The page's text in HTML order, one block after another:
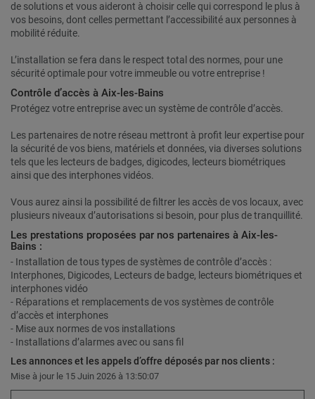
de solutions et vous aideront à choisir celle qui correspond le plus à
vos besoins, dont celles permettant l’accessibilité aux personnes à
mobilité réduite.
L’installation se fera dans le respect total des normes, pour une
sécurité optimale pour votre immeuble ou votre entreprise !
Contrôle d’accès à Aix-les-Bains
Protégez votre entreprise avec un système de contrôle d’accès.
Les partenaires de notre réseau mettront à profit leur expertise pour
la sécurité de vos biens, matériels et données, via diverses solutions
tels que les lecteurs de badges, digicodes, lecteurs biométriques
ainsi que des interphones vidéos.
Vous aurez ainsi la possibilité de filtrer les accès de vos locaux, avec
plusieurs niveaux d’autorisations si besoin, pour plus de tranquillité.
Les prestations proposées par nos partenaires à Aix-les-
Bains :
- Installation de tous types de systèmes de contrôle d’accès :
Interphones, Digicodes, Lecteurs de badge, lecteurs biométriques et
interphones vidéo
- Réparations et remplacements de vos systèmes de contrôle
d’accès et interphones
- Mise aux normes de vos installations
- Installations d’alarmes avec ou sans fil
Les annonces et les appels d’offre déposés par nos clients :
Mise à jour le 15 Juin 2026 à 13:50:07